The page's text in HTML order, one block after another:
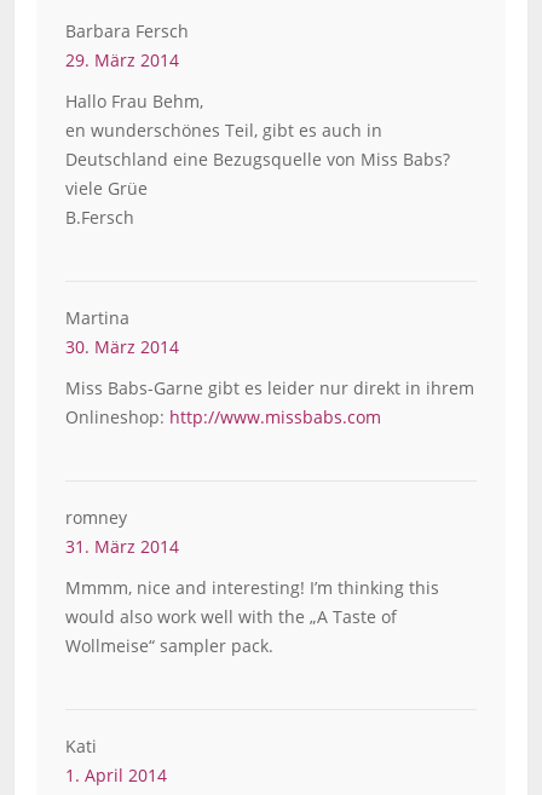
Barbara Fersch
29. März 2014
Hallo Frau Behm,
en wunderschönes Teil, gibt es auch in
Deutschland eine Bezugsquelle von Miss Babs?
viele Grüe
B.Fersch
Martina
30. März 2014
Miss Babs-Garne gibt es leider nur direkt in ihrem
Onlineshop: http://www.missbabs.com
romney
31. März 2014
Mmmm, nice and interesting! I’m thinking this
would also work well with the „A Taste of
Wollmeise“ sampler pack.
Kati
1. April 2014